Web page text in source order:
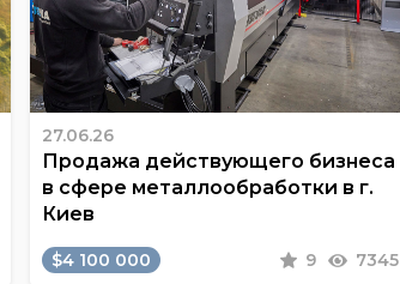
27.06.26
Продажа действующего бизнеса
в сфере металлообработки в г.
Киев
$4 100 000 9 7345